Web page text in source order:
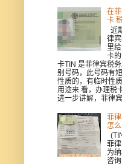
在
卡
近
律
里
卡
卡TIN 是菲律宾税
别号码，此号码有
性质的，有临时性
用途来 看，办理税
进一步讲解，菲律
菲
怎
菲
为
咨